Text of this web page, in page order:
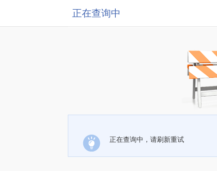
正在查询中
正在查询中，请刷新重试